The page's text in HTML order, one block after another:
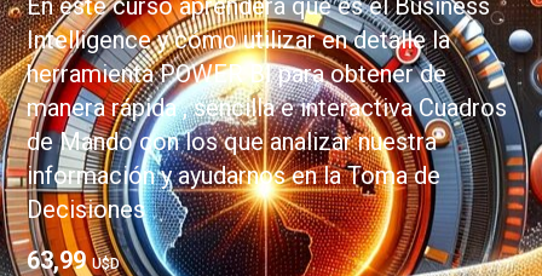
Intelligence y cómo utilizar en detalle la
herramienta POWER BI para obtener de
manera rápida , sencilla e interactiva Cuadros
de Mando con los que analizar nuestra
información y ayudarnos en la Toma de
Decisiones
63,99U$D